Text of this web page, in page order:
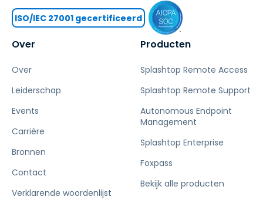
Over
Over
Leiderschap
Events
Carrière
Bronnen
Contact
Verklarende woordenlijst
Producten
Splashtop Remote Access
Splashtop Remote Support
Autonomous Endpoint
Management
Splashtop Enterprise
Foxpass
Bekijk alle producten
ISO/IEC 27001 gecertificeerd